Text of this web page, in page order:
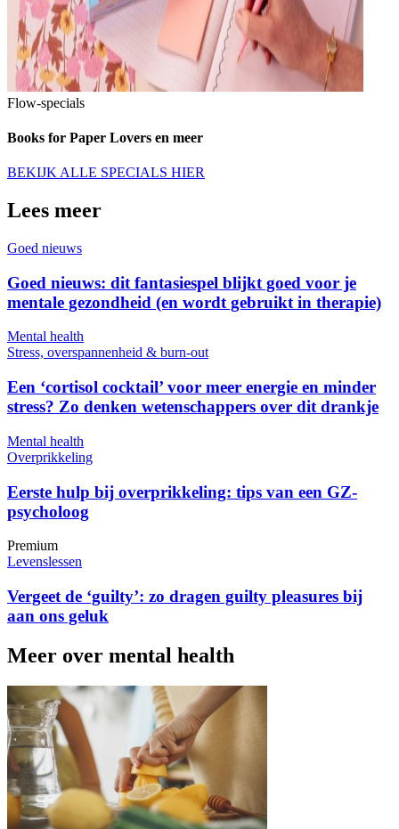
Flow-specials
Books for Paper Lovers en meer
BEKIJK ALLE SPECIALS HIER
Lees meer
Goed nieuws
Goed nieuws: dit fantasiespel blijkt goed voor je
mentale gezondheid (en wordt gebruikt in therapie)
Mental health
Stress, overspannenheid & burn-out
Een ‘cortisol cocktail’ voor meer energie en minder
stress? Zo denken wetenschappers over dit drankje
Mental health
Overprikkeling
Eerste hulp bij overprikkeling: tips van een GZ-
psycholoog
Premium
Levenslessen
Vergeet de ‘guilty’: zo dragen guilty pleasures bij
aan ons geluk
Meer over mental health